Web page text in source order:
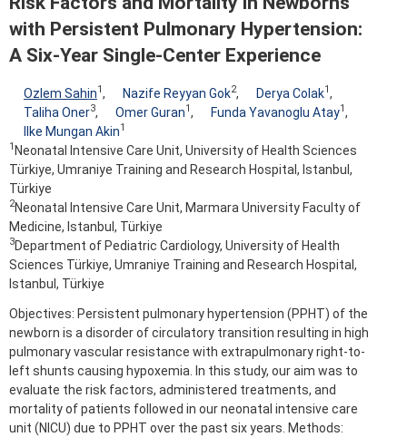
with Persistent Pulmonary Hypertension:
A Six-Year Single-Center Experience
Ozlem Sahin1 , Nazife Reyyan Gok2, Derya Colak1 ,
Taliha Oner3, Omer Guran1 , Funda Yavanoglu Atay1 ,
Ilke Mungan Akin1
1 Neonatal Intensive Care Unit, University of Health Sciences
Türkiye, Umraniye Training and Research Hospital, Istanbul,
Türkiye
2Neonatal Intensive Care Unit, Marmara University Faculty of
Medicine, Istanbul, Türkiye
3Department of Pediatric Cardiology, University of Health
Sciences Türkiye, Umraniye Training and Research Hospital,
Istanbul, Türkiye
Objectives: Persistent pulmonary hypertension (PPHT) of the
newborn is a disorder of circulatory transition resulting in high
pulmonary vascular resistance with extrapulmonary right-to-
left shunts causing hypoxemia. In this study, our aim was to
evaluate the risk factors, administered treatments, and
mortality of patients followed in our neonatal intensive care
unit (NICU) due to PPHT over the past six years. Methods: